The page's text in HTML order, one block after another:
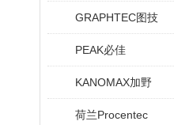
GRAPHTEC图技
PEAK必佳
KANOMAX加野
荷兰Procentec